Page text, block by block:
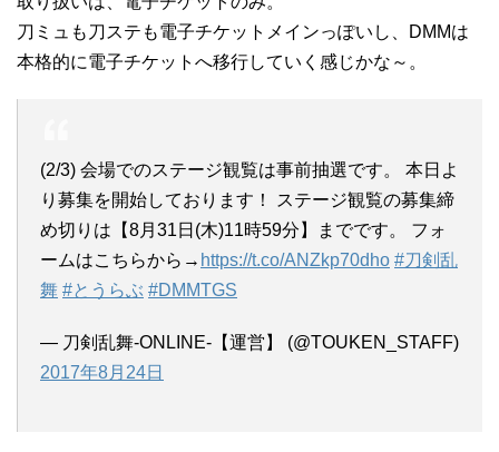
刀ミュも刀ステも電子チケットメインっぽいし、DMMは
本格的に電子チケットへ移行していく感じかな～。
(2/3) 会場でのステージ観覧は事前抽選です。 本日よ
り募集を開始しております！ ステージ観覧の募集締
め切りは【8月31日(木)11時59分】までです。 フォ
ームはこちらから→ https://t.co/ANZkp70dho #刀剣乱
舞 #とうらぶ #DMMTGS
— 刀剣乱舞-ONLINE-【運営】 (@TOUKEN_STAFF)
2017年8月24日